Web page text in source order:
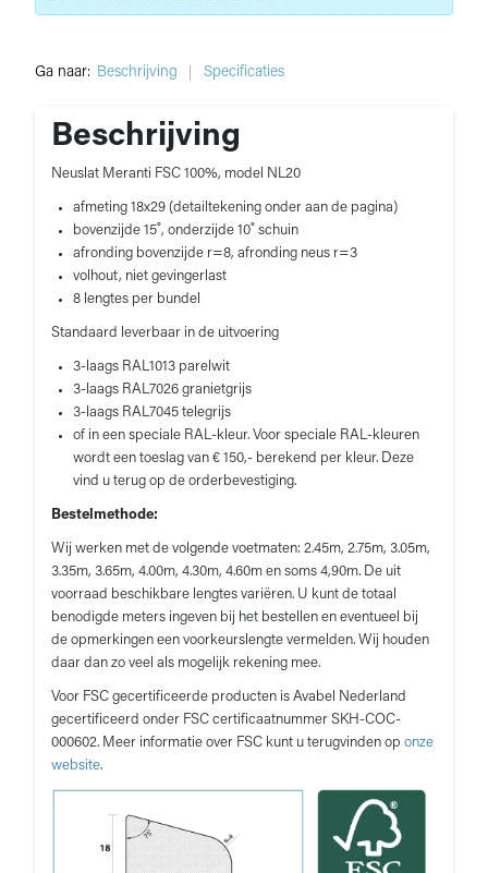
Ga naar: Beschrijving Specificaties
Beschrijving
Neuslat Meranti FSC 100%, model NL20
afmeting 18x29 (detailtekening onder aan de pagina)
bovenzijde 15˚, onderzijde 10˚ schuin
afronding bovenzijde r=8, afronding neus r=3
volhout, niet gevingerlast
8 lengtes per bundel
Standaard leverbaar in de uitvoering
3-laags RAL1013 parelwit
3-laags RAL7026 granietgrijs
3-laags RAL7045 telegrijs
of in een speciale RAL-kleur. Voor speciale RAL-kleuren
wordt een toeslag van € 150,- berekend per kleur. Deze
vind u terug op de orderbevestiging.
Bestelmethode:
Wij werken met de volgende voetmaten: 2.45m, 2.75m, 3.05m,
3.35m, 3.65m, 4.00m, 4.30m, 4.60m en soms 4,90m. De uit
voorraad beschikbare lengtes variëren. U kunt de totaal
benodigde meters ingeven bij het bestellen en eventueel bij
de opmerkingen een voorkeurslengte vermelden. Wij houden
daar dan zo veel als mogelijk rekening mee.
Voor FSC gecertificeerde producten is Avabel Nederland
gecertificeerd onder FSC certificaatnummer SKH-COC-
000602. Meer informatie over FSC kunt u terugvinden op onze
website.